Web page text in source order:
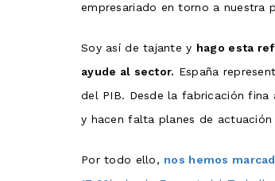
empresariado en torno a nuestra
Soy así de tajante y hago esta
ayude al sector. España
del PIB. Desde la fabricación fina
y hacen falta planes de
Por todo ello, nos hemos